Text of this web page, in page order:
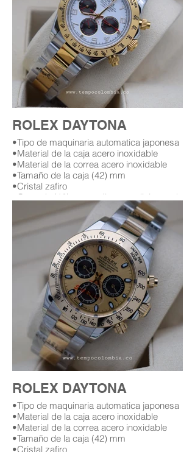
ROLEX DAYTONA
•Tipo de maquinaria automatica japonesa
•Material de la caja acero inoxidable
•Material de la correa acero inoxidable
•Tamaño de la caja (42) mm
•Cristal zafiro
•Garantía (12) meses (leer condiciones de
Replica AAA Rolex daytona
Replicas de relojes rolex daytona en
bogota Colombia
ROLEX DAYTONA
•Tipo de maquinaria automatica japonesa
•Material de la caja acero inoxidable
•Material de la correa acero inoxidable
•Tamaño de la caja (42) mm
•Cristal zafiro